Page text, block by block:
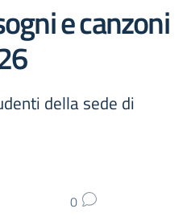
e canzoni
della sede di
0